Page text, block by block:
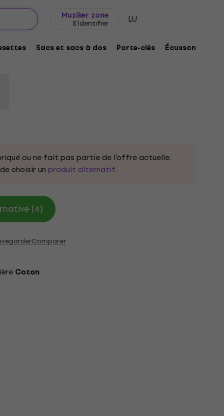
Muziker zone
S'identifier LU
Sacs et sacs à dos Porte-clés Écussons/
Hits White XL T-shirt
ou ne fait pas partie de l'offre actuelle.
choisir un produit alternatif.
(4)
Comparer
Coton